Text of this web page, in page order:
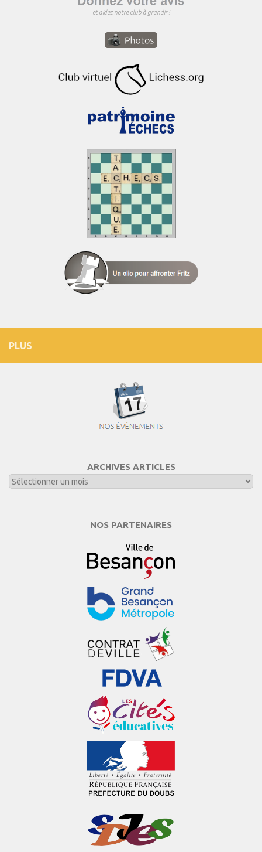
et aidez notre club à grandir !
PLUS
ARCHIVES ARTICLES
NOS PARTENAIRES